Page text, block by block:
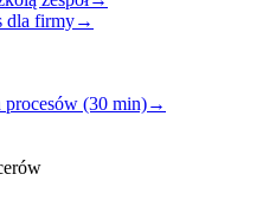
dla firmy→
procesów (30 min)→